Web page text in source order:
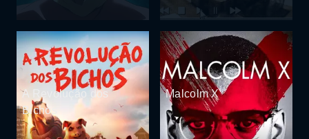
A Revolução dos
Bichos
Malcolm X